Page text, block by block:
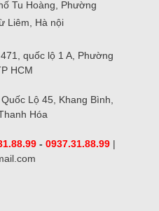
Tu Hoàng, Phường
Liêm, Hà nội
quốc lộ 1 A, Phường
HCM
Lộ 45, Khang Bình,
Hóa
- 0937.31.88.99 |